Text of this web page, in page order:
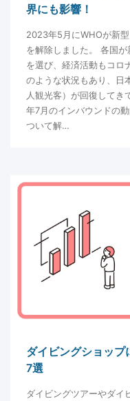
界にも影響！
2023年5月にWHOが新
を解除しました。 各国
を選び、経済活動もコロ
のような状況もあり、日
人観光客）が回復して
年7月のインバウンドの
ついて解…
ダイビングショップ
7選
ダイビングツアーやダイ